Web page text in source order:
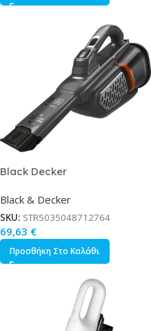
Black Decker
Χειρός 18V Μαύρο Κωδικός
BHHV520JF
Black & Decker
SKU: STR5035048712764
69,63 €
Προσθήκη Στο Καλάθι